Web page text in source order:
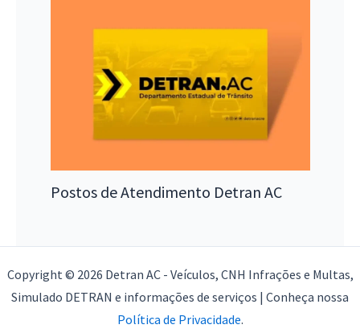
Postos de Atendimento Detran AC
Copyright © 2026 Detran AC - Veículos, CNH Infrações e Multas,
Simulado DETRAN e informações de serviços | Conheça nossa
Política de Privacidade.